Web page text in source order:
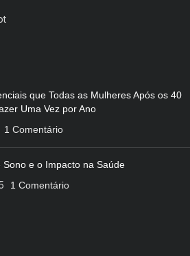
que Todas as Mulheres Após os 40
Uma Vez por Ano
1 Comentário
Sono e o Impacto na Saúde
1 Comentário